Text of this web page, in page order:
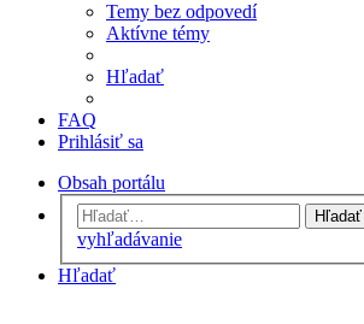
Temy bez odpovedí
Aktívne témy
Hľadať
FAQ
Prihlásiť sa
Obsah portálu
Hľadať
vyhľadávanie
Hľadať